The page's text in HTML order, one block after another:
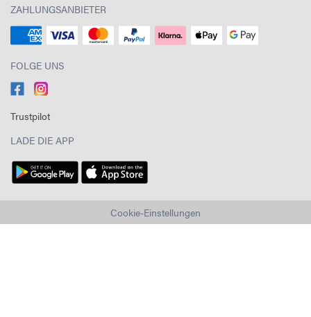
ZAHLUNGSANBIETER
FOLGE UNS
Trustpilot
LADE DIE APP
Cookie-Einstellungen